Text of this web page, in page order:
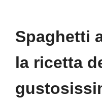
Spaghetti
la ricetta